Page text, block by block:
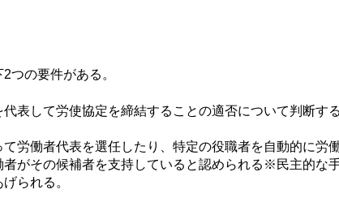
つの要件がある。
代表して労使協定を締結することの適否について判断す
労働者代表を選任したり、特定の役職者を自動的に労
者がその候補者を支持していると認められる※民主的な
られる。